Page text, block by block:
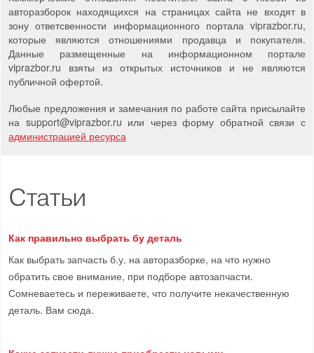
авторазборок находящихся на страницах сайта не входят в
зону ответсвенности информационного портала viprazbor.ru,
которые являются отношениями продавца и покупателя.
Данные размещенные на информационном портале
viprazbor.ru взяты из открытых источников и не являются
публичной офертой.
Любые предложения и замечания по работе сайта присылайте
на support@viprazbor.ru или через форму обратной связи с
администрацией ресурса
Статьи
Как правильно выбрать бу деталь
Как выбрать запчасть б.у. на авторазборке, на что нужно
обратить свое внимание, при подборе автозапчасти.
Сомневаетесь и переживаете, что получите некачественную
деталь. Вам сюда.